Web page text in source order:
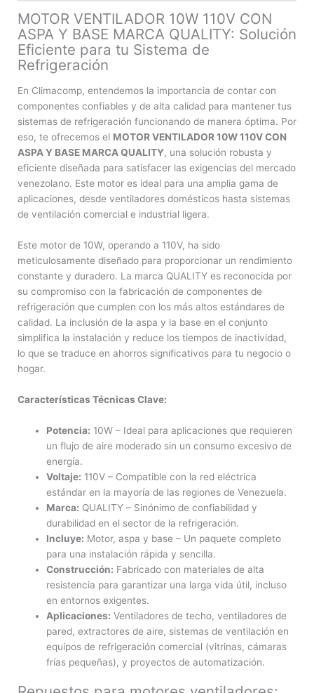
MOTOR VENTILADOR 10W 110V CON
ASPA Y BASE MARCA QUALITY: Solución
Eficiente para tu Sistema de
Refrigeración
En Climacomp, entendemos la importancia de contar con
componentes confiables y de alta calidad para mantener tus
sistemas de refrigeración funcionando de manera óptima. Por
eso, te ofrecemos el MOTOR VENTILADOR 10W 110V CON
ASPA Y BASE MARCA QUALITY, una solución robusta y
eficiente diseñada para satisfacer las exigencias del mercado
venezolano. Este motor es ideal para una amplia gama de
aplicaciones, desde ventiladores domésticos hasta sistemas
de ventilación comercial e industrial ligera.
Este motor de 10W, operando a 110V, ha sido
meticulosamente diseñado para proporcionar un rendimiento
constante y duradero. La marca QUALITY es reconocida por
su compromiso con la fabricación de componentes de
refrigeración que cumplen con los más altos estándares de
calidad. La inclusión de la aspa y la base en el conjunto
simplifica la instalación y reduce los tiempos de inactividad,
lo que se traduce en ahorros significativos para tu negocio o
hogar.
Características Técnicas Clave:
Potencia: 10W – Ideal para aplicaciones que requieren
un flujo de aire moderado sin un consumo excesivo de
energía.
Voltaje: 110V – Compatible con la red eléctrica
estándar en la mayoría de las regiones de Venezuela.
Marca: QUALITY – Sinónimo de confiabilidad y
durabilidad en el sector de la refrigeración.
Incluye: Motor, aspa y base – Un paquete completo
para una instalación rápida y sencilla.
Construcción: Fabricado con materiales de alta
resistencia para garantizar una larga vida útil, incluso
en entornos exigentes.
Aplicaciones: Ventiladores de techo, ventiladores de
pared, extractores de aire, sistemas de ventilación en
equipos de refrigeración comercial (vitrinas, cámaras
frías pequeñas), y proyectos de automatización.